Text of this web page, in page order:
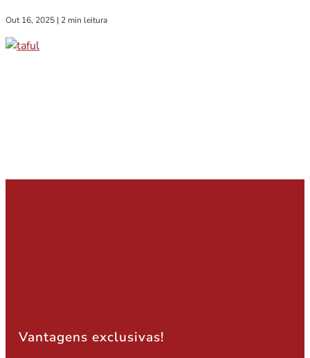
Out 16, 2025 | 2 min leitura
Vantagens exclusivas!